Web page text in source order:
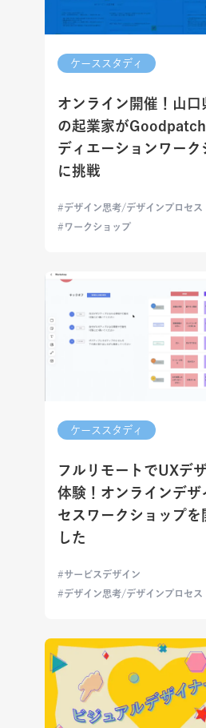
ケーススタディ
オンライン開催！山口
の起業家が
ディエーションワーク
に挑戦
デザイン思考/デザインプロセス
ワークショップ
ケーススタディ
フルリモートでUXデ
体験！オンラインデザ
セスワークショップを
した
サービスデザイン
デザイン思考/デザインプロセス